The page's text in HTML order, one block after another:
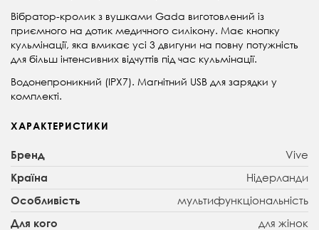
Вібратор-кролик з вушками Gada виготовлений із
приємного на дотик медичного силікону. Має кнопку
кульмінації, яка вмикає усі 3 двигуни на повну потужність
для більш інтенсивних відчуттів під час кульмінації.
Водонепроникний (IPX7). Магнітний USB для зарядки у
комплекті.
ХАРАКТЕРИСТИКИ
Бренд Vive
Країна Нідерланди
Особливість мультифункціональність
Для кого для жінок